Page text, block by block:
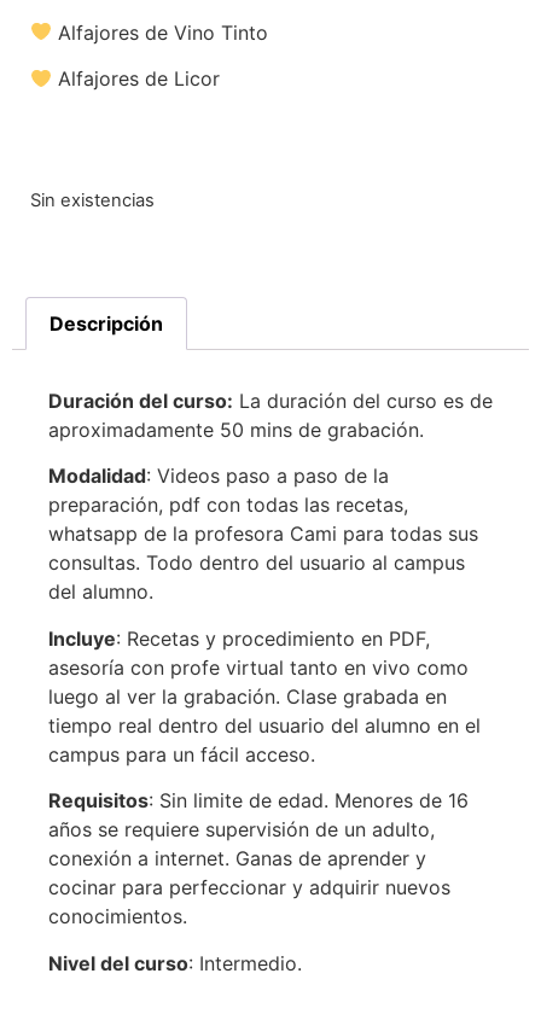
Alfajores de Vino Tinto
Alfajores de Licor
Sin existencias
Descripción
Duración del curso: La duración del curso es de
aproximadamente 50 mins de grabación.
Modalidad: Videos paso a paso de la
preparación, pdf con todas las recetas,
whatsapp de la profesora Cami para todas sus
consultas. Todo dentro del usuario al campus
del alumno.
Incluye: Recetas y procedimiento en PDF,
asesoría con profe virtual tanto en vivo como
luego al ver la grabación. Clase grabada en
tiempo real dentro del usuario del alumno en el
campus para un fácil acceso.
Requisitos: Sin limite de edad. Menores de 16
años se requiere supervisión de un adulto,
conexión a internet. Ganas de aprender y
cocinar para perfeccionar y adquirir nuevos
conocimientos.
Nivel del curso: Intermedio.